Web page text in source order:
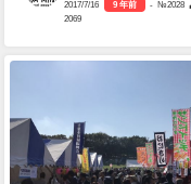
2017/7/16 9 年前
- №2028
2069